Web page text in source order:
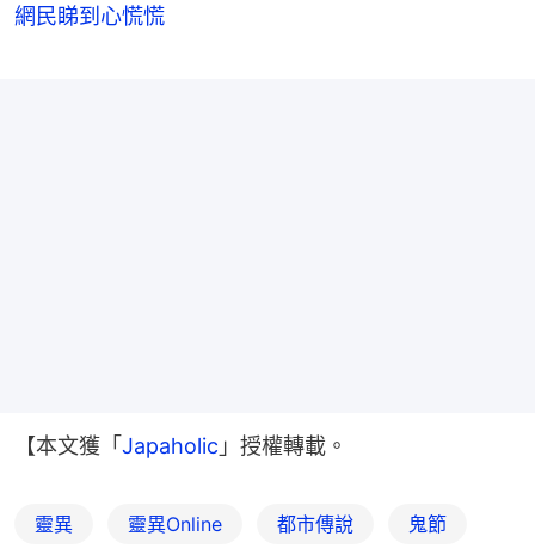
網民睇到心慌慌
【本文獲「Japaholic 」授權轉載。
靈異 靈異Online 都市傳說 鬼節